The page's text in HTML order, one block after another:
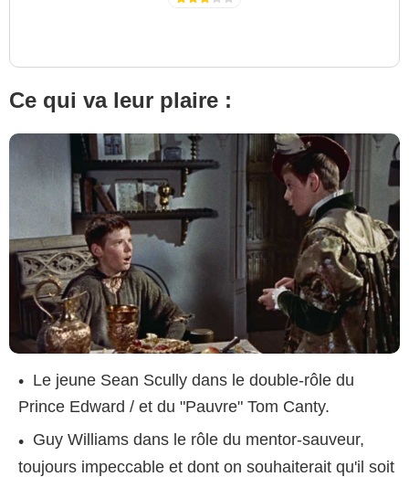
Ce qui va leur plaire :
Le jeune Sean Scully dans le double-rôle du
Prince Edward / et du "Pauvre" Tom Canty.
Guy Williams dans le rôle du mentor-sauveur,
toujours impeccable et dont on souhaiterait qu'il soit